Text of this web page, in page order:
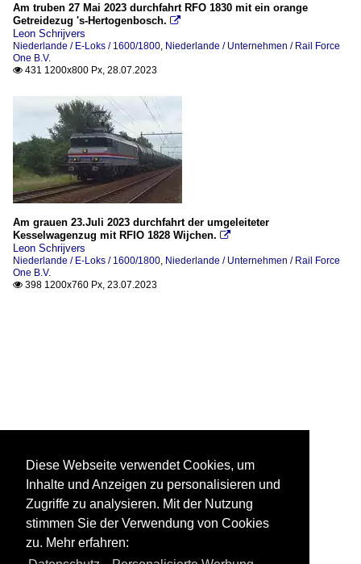
Am truben 27 Mai 2023 durchfahrt RFO 1830 mit ein orange
Getreidezug 's-Hertogenbosch. 
Leon Schrijvers
Niederlande / E-Loks / 1600/1800, Niederlande / Unternehmen / Rail Force
One B.V.
 431 1200x800 Px, 28.07.2023
Am grauen 23.Juli 2023 durchfahrt der umgeleiteter
Kesselwagenzug mit RFIO 1828 Wijchen. 
Leon Schrijvers
Niederlande / E-Loks / 1600/1800, Niederlande / Unternehmen / Rail Force
One B.V.
 398 1200x760 Px, 23.07.2023
Diese Webseite verwendet Cookies, um
Inhalte und Anzeigen zu personalisieren und
Zugriffe zu analysieren. Mit der Nutzung
stimmen Sie der Verwendung von Cookies
zu. Mehr erfahren: